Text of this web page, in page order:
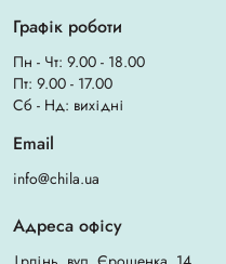
Графік роботи
Пн - Чт: 9.00 - 18.00
Пт: 9.00 - 17.00
Сб - Нд: вихідні
Email
info@chila.ua
Адреса офісу